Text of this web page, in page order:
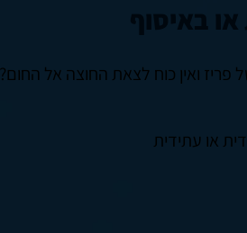
באיסוף
פריז ואין כוח לצאת החוצה אל החום?
או עתידית